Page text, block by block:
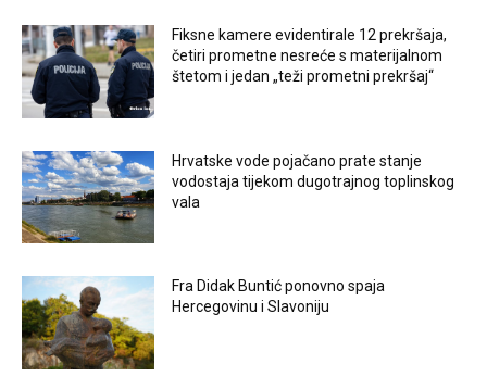
Fiksne kamere evidentirale 12 prekršaja,
četiri prometne nesreće s materijalnom
štetom i jedan „teži prometni prekršaj“
Hrvatske vode pojačano prate stanje
vodostaja tijekom dugotrajnog toplinskog
vala
Fra Didak Buntić ponovno spaja
Hercegovinu i Slavoniju